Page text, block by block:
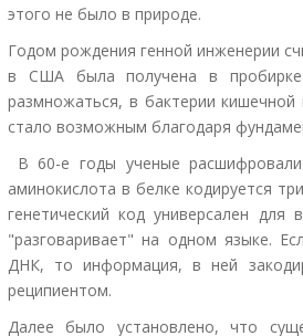
этого не было в природе.
Годом рождения генной инженерии
в США была получена в пробирке
размножаться, в бактерии
стало возможным благодаря
В 60-е годы ученые
аминокислота в белке кодируется
генетический код универсален
"разговаривает" на одном языке.
ДНК, то информация, в ней
реципиентом.
Далее было установлено, что